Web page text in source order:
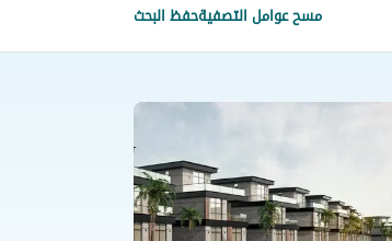
مسح عوامل التصفيةحفظ البحث